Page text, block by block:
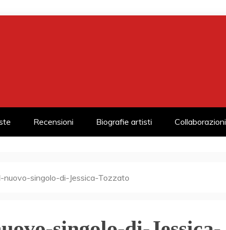
Recensioni Biografie artisti Collaborazioni
nuovo-singolo-di-Jessica-Tozzato